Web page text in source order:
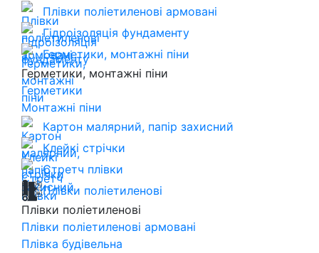
Плівки поліетиленові армовані
Гідроізоляція фундаменту
Герметики, монтажні піни
Герметики, монтажні піни
Герметики
Монтажні піни
Картон малярний, папір захисний
Клейкі стрічки
Стретч плівки
Плівки поліетиленові
Плівки поліетиленові
Плівки поліетиленові армовані
Плівка будівельна